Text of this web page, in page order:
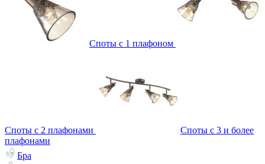
Споты с 1 плафоном
Споты с 2 плафонами
Споты с 3 и более
плафонами
Бра